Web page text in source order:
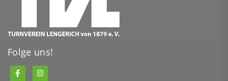
Folge uns!